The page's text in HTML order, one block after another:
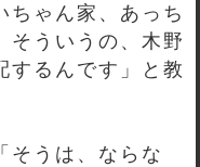
ちゃん家、あっち
そういうの、木野
するんです」と教
そうは、ならな